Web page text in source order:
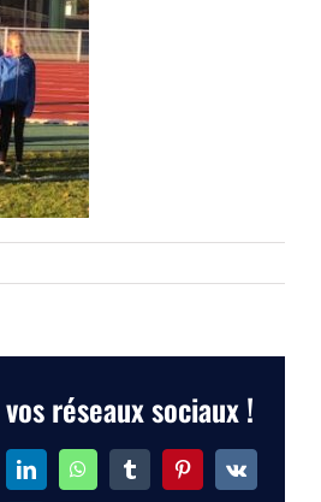
réseaux sociaux !
LinkedInWhatsAppTumblrPinterest
Vk